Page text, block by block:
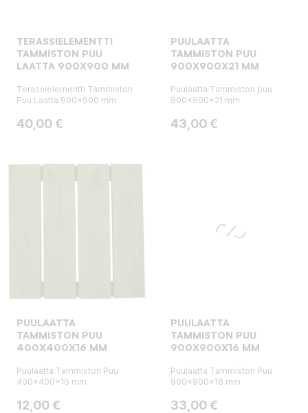
TERASSIELEMENTTI
TAMMISTON PUU
LAATTA 900X900 MM
Terassielementti Tammiston
Puu Laatta 900x900 mm
Hinta
40,00 €
PUULAATTA
TAMMISTON PUU
900X900X21 MM
Puulaatta Tammiston puu
900x900x21 mm
Hinta
43,00 €
PUULAATTA
TAMMISTON PUU
400X400X16 MM
Puulaatta Tammiston Puu
400x400x16 mm
Hinta
12,00 €
PUULAATTA
TAMMISTON PUU
900X900X16 MM
Puulaatta Tammiston Puu
900x900x16 mm
Hinta
33,00 €